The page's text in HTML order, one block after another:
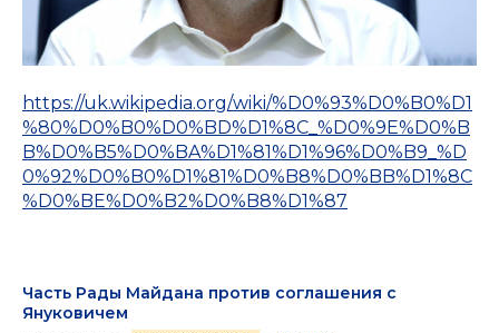
https://uk.wikipedia.org/wiki/%D0%93%D0%B0%D1
%80%D0%B0%D0%BD%D1%8C_%D0%9E%D0%B
B%D0%B5%D0%BA%D1%81%D1%96%D0%B9_%D
0%92%D0%B0%D1%81%D0%B8%D0%BB%D1%8C
%D0%BE%D0%B2%D0%B8%D1%87
Часть Рады Майдана против соглашения с
Януковичем